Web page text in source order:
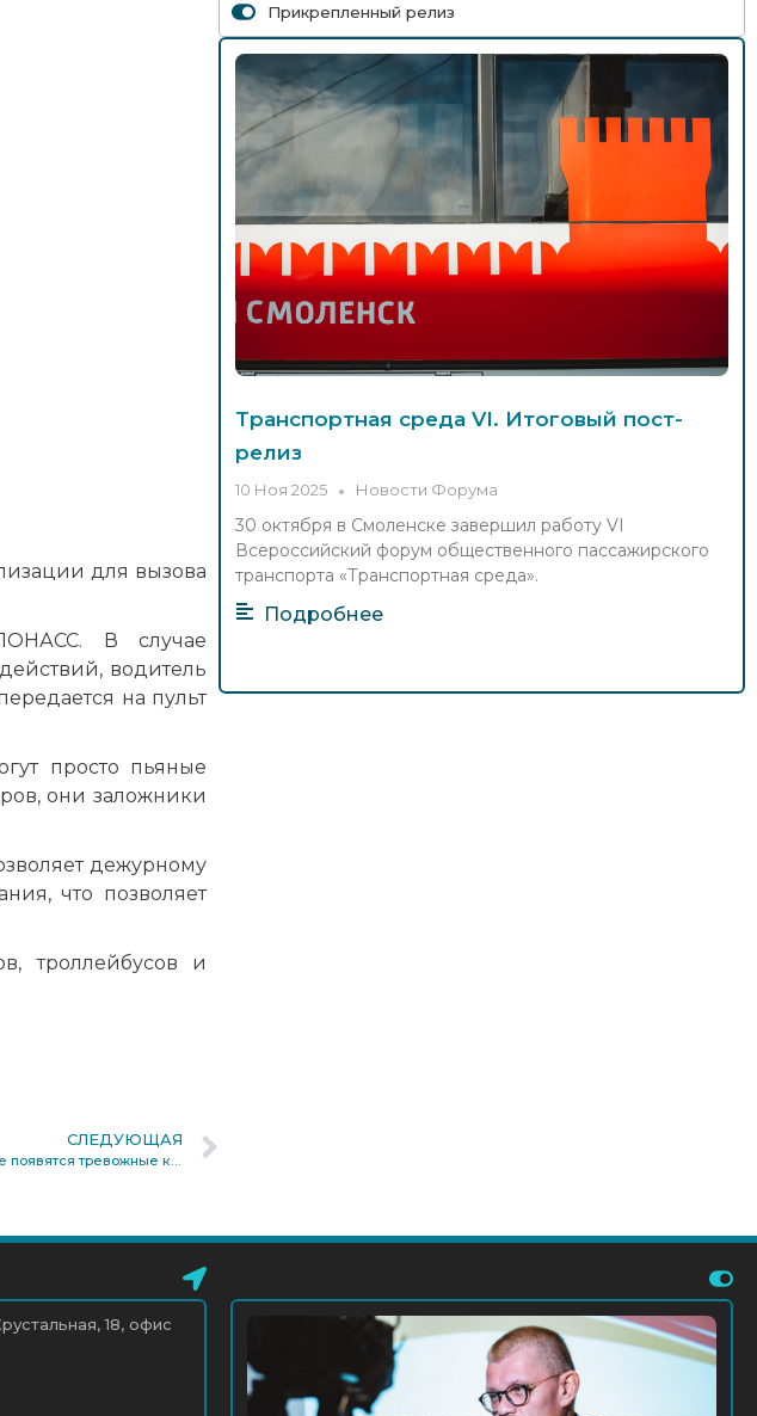
для вызова
В случае
водитель
на пульт
просто пьяные
они заложники
дежурному
что позволяет
троллейбусов и
СЛЕДУЮЩАЯ
Игорь Сильченков: Контрольно-
надзорная деятельность переходит на
рискоориентированную модель
5 Ноя 2025 Новости Форума
МК-Смоленск: Смоленск принял
Всероссийский форум «Транспортная
среда»
5 Ноя 2025 Новости Форума
Сергей Буча — об итогах
транспортной реформы в Костроме
Опубликованы презентации и
справочные материалы смоленского
форума
4 Ноя 2025 Новости Форума
автобуса
30 Окт 2025 Новости Форума
Как МЦД и «Иволга» переписали
Прикрепленный релиз
Транспортная среда VI. Итоговый пост-
релиз
10 Ноя 2025 Новости Форума
30 октября в Смоленске завершил работу VI
Всероссийский форум общественного пассажирского
транспорта «Транспортная среда».
Подробнее
18, офис